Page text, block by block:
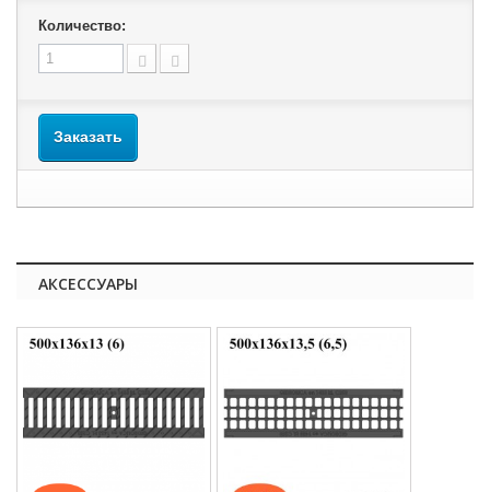
Количество:
Заказать
АКСЕССУАРЫ